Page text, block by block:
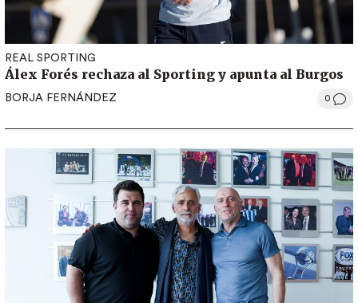
REAL SPORTING
Álex Forés rechaza al Sporting y apunta al Burgos
BORJA FERNÁNDEZ 0